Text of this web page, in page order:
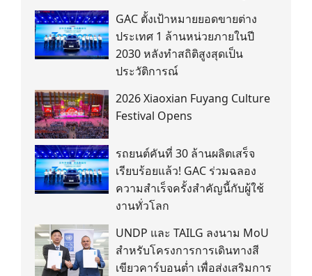
GAC ตั้งเป้าหมายยอดขายต่าง
ประเทศ 1 ล้านหน่วยภายในปี
2030 หลังทำสถิติสูงสุดเป็น
ประวัติการณ์
2026 Xiaoxian Fuyang Culture
Festival Opens
รถยนต์คันที่ 30 ล้านผลิตเสร็จ
เรียบร้อยแล้ว! GAC ร่วมฉลอง
ความสำเร็จครั้งสำคัญนี้กับผู้ใช้
งานทั่วโลก
UNDP และ TAILG ลงนาม MoU
สำหรับโครงการการเดินทางสี
เขียวคาร์บอนต่ำ เพื่อส่งเสริมการ